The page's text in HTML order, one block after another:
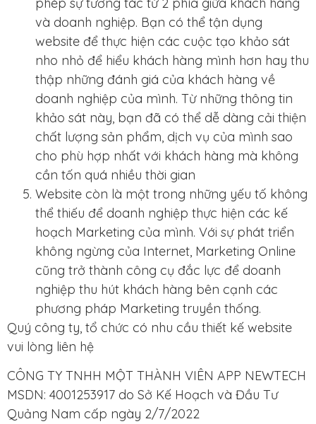
và doanh nghiệp. Bạn có thể tận dụng
website để thực hiện các cuộc tạo khảo sát
nho nhỏ để hiểu khách hàng mình hơn hay thu
thập những đánh giá của khách hàng về
doanh nghiệp của mình. Từ những thông tin
khảo sát này, bạn đã có thể dễ dàng cải thiện
chất lượng sản phẩm, dịch vụ của mình sao
cho phù hợp nhất với khách hàng mà không
cần tốn quá nhiều thời gian
Website còn là một trong những yếu tố không
thể thiếu để doanh nghiệp thực hiện các kế
hoạch Marketing của mình. Với sự phát triển
không ngừng của Internet, Marketing Online
cũng trở thành công cụ đắc lực để doanh
nghiệp thu hút khách hàng bên cạnh các
phương pháp Marketing truyền thống.
Quý công ty, tổ chức có nhu cầu thiết kế website
vui lòng liên hệ
CÔNG TY TNHH MỘT THÀNH VIÊN APP NEWTECH
MSDN: 4001253917 do Sở Kế Hoạch và Đầu Tư
Quảng Nam cấp ngày 2/7/2022